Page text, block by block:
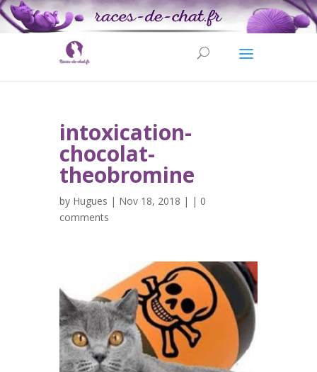
intoxication-
chocolat-
theobromine
by Hugues | Nov 18, 2018 | | 0
comments